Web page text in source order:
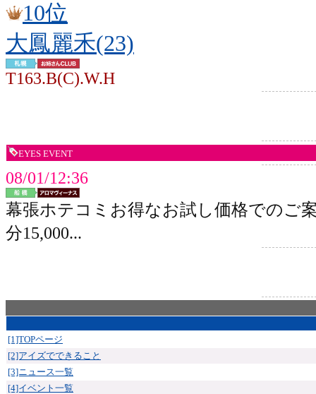
10位
大鳳麗禾(23)
T163.B(C).W.H
EYES EVENT
08/01/12:36
幕張ホテコミお得なお試し価格でのご
分15,000...
[1]TOPページ
[2]アイズでできること
[3]ニュース一覧
[4]イベント一覧